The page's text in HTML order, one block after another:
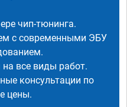
чип-тюнинга.
с современными ЭБУ
все виды работ.
консультации по
цены.